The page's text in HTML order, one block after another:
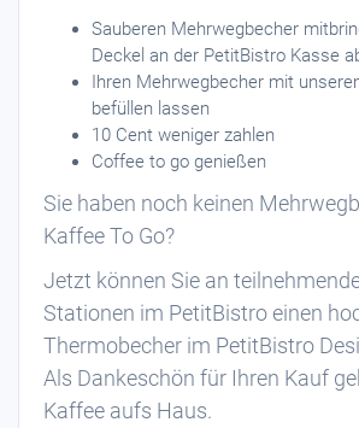
Sauberen Mehrwegbecher
Deckel an der PetitBistro Kasse
Ihren Mehrwegbecher mit
befüllen lassen
10 Cent weniger zahlen
Coffee to go genießen
Sie haben noch keinen
Kaffee To Go?
Jetzt können Sie an
Stationen im PetitBistro einen
Thermobecher im PetitBistro
Als Dankeschön für Ihren Kauf
Kaffee aufs Haus.